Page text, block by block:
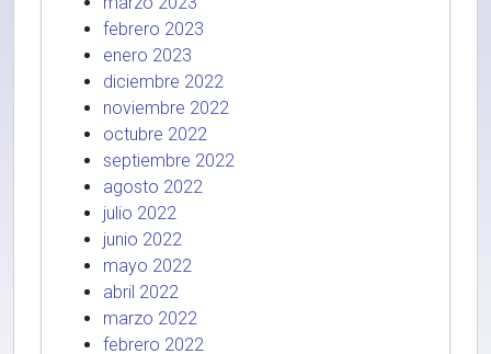
febrero 2023
enero 2023
diciembre 2022
noviembre 2022
octubre 2022
septiembre 2022
agosto 2022
julio 2022
junio 2022
mayo 2022
abril 2022
marzo 2022
febrero 2022